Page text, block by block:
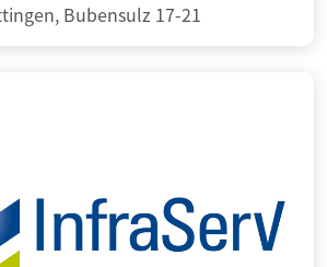
Bubensulz 17-21